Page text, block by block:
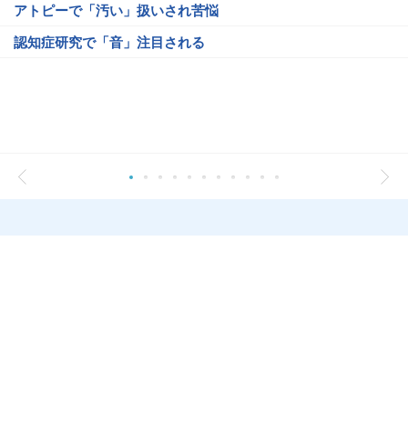
アトピーで「汚い」扱いされ苦悩
認知症研究で「音」注目される